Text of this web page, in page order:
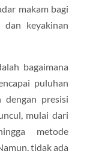
makam bagi
keyakinan
bagaimana
puluhan
presisi
mulai dari
metode
tidak ada